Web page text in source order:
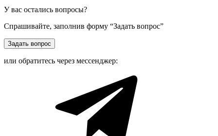
У вас остались вопросы?
Спрашивайте, заполнив форму “Задать вопрос”
Задать вопрос
или обратитесь через мессенджер: